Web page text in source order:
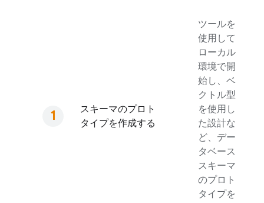
スキーマのプロト
タイプを作成する
ツールを
使用して
ローカル
環境で開
始し、ベ
クトル型
を使用し
た設計な
ど、デー
タベース
スキーマ
のプロト
タイプを